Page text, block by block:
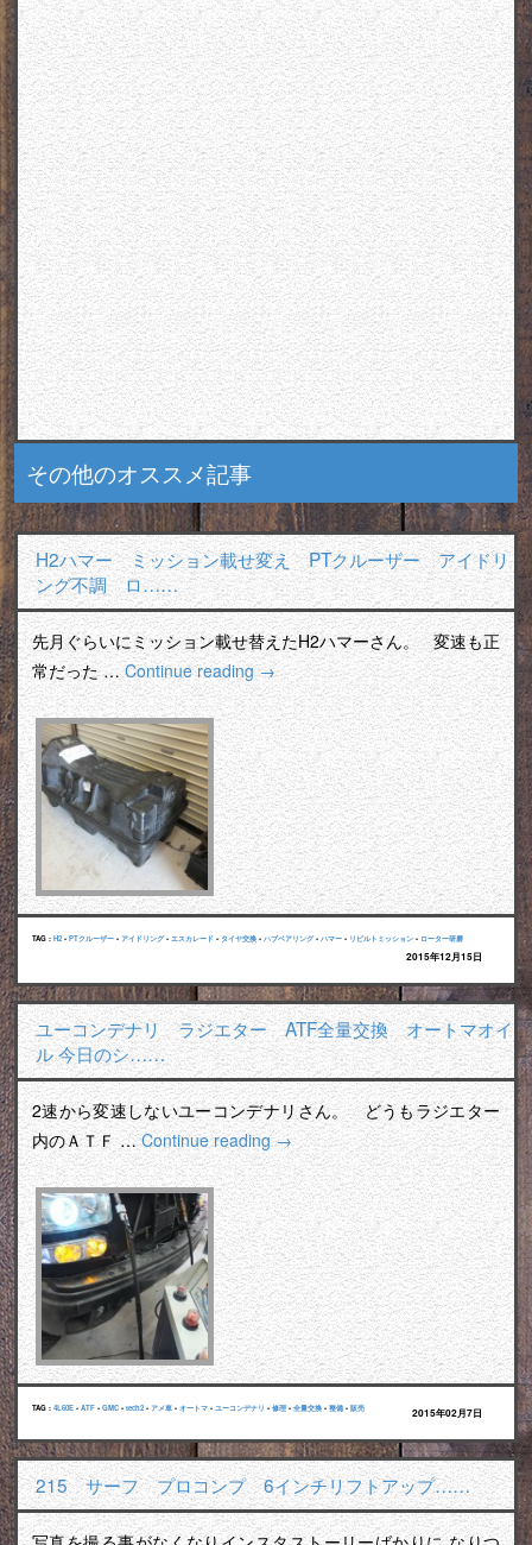
その他のオススメ記事
H2ハマー ミッション載せ変え PTクルーザー アイドリ
ング不調 ロ……
先月ぐらいにミッション載せ替えたH2ハマーさん。 変速も正
常だった …Continue reading→
TAG : H2 • PTクルーザー • アイドリング• エスカレード • タイヤ交換 • ハブベアリング• ハマー • リビルトミッション • ローター研磨
2015年12月15日
ユーコンデナリ ラジエター ATF全量交換 オートマオイ
ル 今日のシ……
2速から変速しないユーコンデナリさん。 どうもラジエター
内のＡＴＦ …Continue reading→
TAG : 4L60E • ATF • GMC • tech2 • アメ車 • オートマ • ユーコンデナリ • 修理 • 全量交換 • 整備 • 販売 2015年02月7日
215 サーフ プロコンプ 6インチリフトアップ……